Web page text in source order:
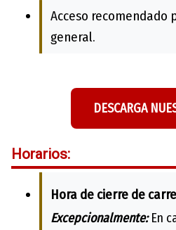
Acceso recomendado
general.
DESCARGA
Horarios:
Hora de cierre de
Excepcionalmente:En